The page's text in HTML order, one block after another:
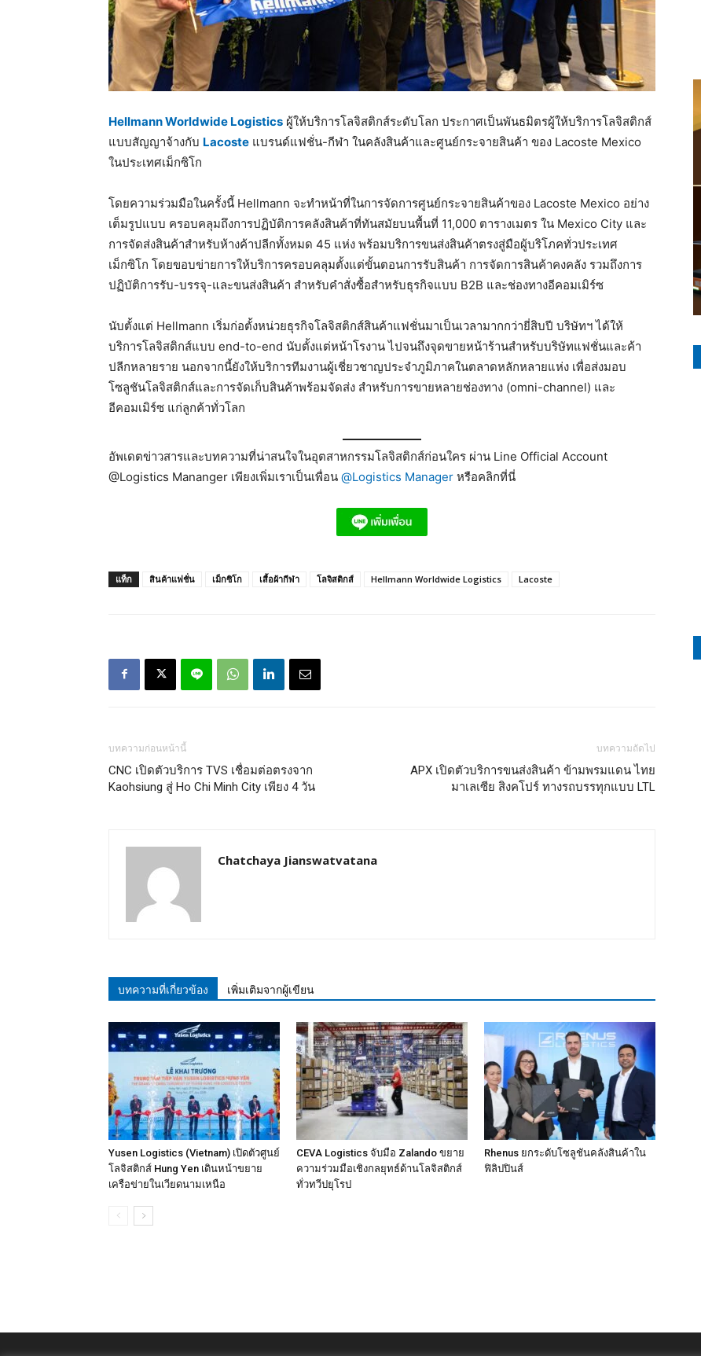
Hellmann Worldwide Logistics ผู้ให้บริการโลจิสติกส์ระดับโลก ประกาศเป็นพันธมิตรผู้ให้บริการโลจิสติกส์
แบบสัญญาจ้างกับ Lacoste แบรนด์แฟชั่น-กีฬา ในคลังสินค้าและศูนย์กระจายสินค้า ของ Lacoste Mexico
ในประเทศเม็กซิโก
โดยความร่วมมือในครั้งนี้ Hellmann จะทำหน้าที่ในการจัดการศูนย์กระจายสินค้าของ Lacoste Mexico อย่าง
เต็มรูปแบบ ครอบคลุมถึงการปฏิบัติการคลังสินค้าที่ทันสมัยบนพื้นที่ 11,000 ตารางเมตร ใน Mexico City และ
การจัดส่งสินค้าสำหรับห้างค้าปลีกทั้งหมด 45 แห่ง พร้อมบริการขนส่งสินค้าตรงสู่มือผู้บริโภคทั่วประเทศ
เม็กซิโก โดยขอบข่ายการให้บริการครอบคลุมตั้งแต่ขั้นตอนการรับสินค้า การจัดการสินค้าคงคลัง รวมถึงการ
ปฏิบัติการรับ-บรรจุ-และขนส่งสินค้า สำหรับคำสั่งซื้อสำหรับธุรกิจแบบ B2B และช่องทางอีคอมเมิร์ซ
นับตั้งแต่ Hellmann เริ่มก่อตั้งหน่วยธุรกิจโลจิสติกส์สินค้าแฟชั่นมาเป็นเวลามากกว่ายี่สิบปี บริษัทฯ ได้ให้
บริการโลจิสติกส์แบบ end-to-end นับตั้งแต่หน้าโรงาน ไปจนถึงจุดขายหน้าร้านสำหรับบริษัทแฟชั่นและค้า
ปลีกหลายราย นอกจากนี้ยังให้บริการทีมงานผู้เชี่ยวชาญประจำภูมิภาคในตลาดหลักหลายแห่ง เพื่อส่งมอบ
โซลูชันโลจิสติกส์และการจัดเก็บสินค้าพร้อมจัดส่ง สำหรับการขายหลายช่องทาง (omni-channel) และ
อีคอมเมิร์ซ แก่ลูกค้าทั่วโลก
อัพเดตข่าวสารและบทความที่น่าสนใจในอุตสาหกรรมโลจิสติกส์ก่อนใคร ผ่าน Line Official Account
@Logistics Mananger เพียงเพิ่มเราเป็นเพื่อน @Logistics Manager หรือคลิกที่นี่
แท็ก สินค้าแฟชั่น เม็กซิโก เสื้อผ้ากีฬา โลจิสติกส์ Hellmann Worldwide Logistics Lacoste
บทความก่อนหน้านี้
CNC เปิดตัวบริการ TVS เชื่อมต่อตรงจาก
Kaohsiung สู่ Ho Chi Minh City เพียง 4 วัน
บทความถัดไป
APX เปิดตัวบริการขนส่งสินค้า ข้ามพรมแดน ไทย
มาเลเซีย สิงคโปร์ ทางรถบรรทุกแบบ LTL
Chatchaya Jianswatvatana
บทความที่เกี่ยวข้อง เพิ่มเติมจากผู้เขียน
Yusen Logistics (Vietnam) เปิดตัวศูนย์
โลจิสติกส์ Hung Yen เดินหน้าขยาย
เครือข่ายในเวียดนามเหนือ
CEVA Logistics จับมือ Zalando ขยาย
ความร่วมมือเชิงกลยุทธ์ด้านโลจิสติกส์
ทั่วทวีปยุโรป
Rhenus ยกระดับโซลูชันคลังสินค้าใน
ฟิลิปปินส์